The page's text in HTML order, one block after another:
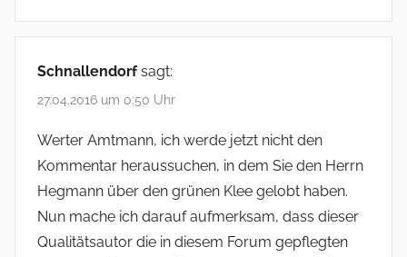
Schnallendorf sagt:
27.04.2016 um 0:50 Uhr
Werter Amtmann, ich werde jetzt nicht den
Kommentar heraussuchen, in dem Sie den Herrn
Hegmann über den grünen Klee gelobt haben.
Nun mache ich darauf aufmerksam, dass dieser
Qualitätsautor die in diesem Forum gepflegten